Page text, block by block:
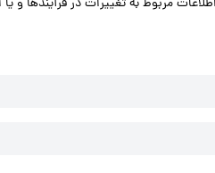
مربوط به تغییرات در فرآیندها و